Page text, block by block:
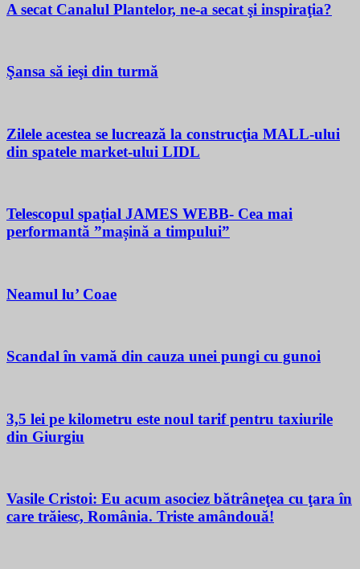
A secat Canalul Plantelor, ne-a secat şi inspiraţia?
Şansa să ieşi din turmă
Zilele acestea se lucrează la construcţia MALL-ului
din spatele market-ului LIDL
Telescopul spațial JAMES WEBB- Cea mai
performantă ”mașină a timpului”
Neamul lu’ Coae
Scandal în vamă din cauza unei pungi cu gunoi
3,5 lei pe kilometru este noul tarif pentru taxiurile
din Giurgiu
Vasile Cristoi: Eu acum asociez bătrâneţea cu ţara în
care trăiesc, România. Triste amândouă!